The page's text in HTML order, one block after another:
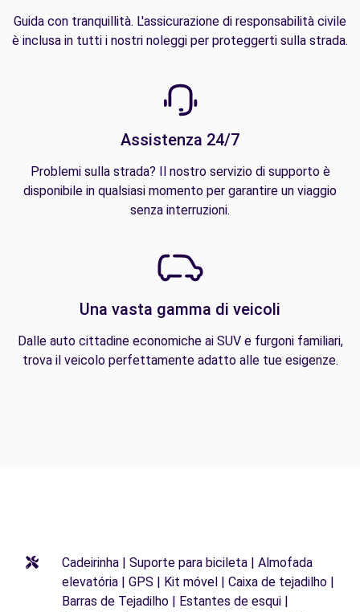
Guida con tranquillità. L'assicurazione di responsabilità civile
è inclusa in tutti i nostri noleggi per proteggerti sulla strada.
Assistenza 24/7
Problemi sulla strada? Il nostro servizio di supporto è
disponibile in qualsiasi momento per garantire un viaggio
senza interruzioni.
Una vasta gamma di veicoli
Dalle auto cittadine economiche ai SUV e furgoni familiari,
trova il veicolo perfettamente adatto alle tue esigenze.
Cadeirinha | Suporte para bicileta | Almofada
elevatória | GPS | Kit móvel | Caixa de tejadilho |
Barras de Tejadilho | Estantes de esqui |